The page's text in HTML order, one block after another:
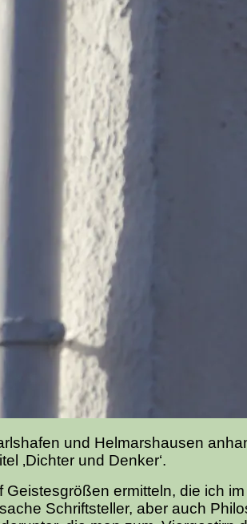
und Helmarshausen
‚Dichter und Denker‘.
ermitteln, die ich
Schriftsteller, aber auch